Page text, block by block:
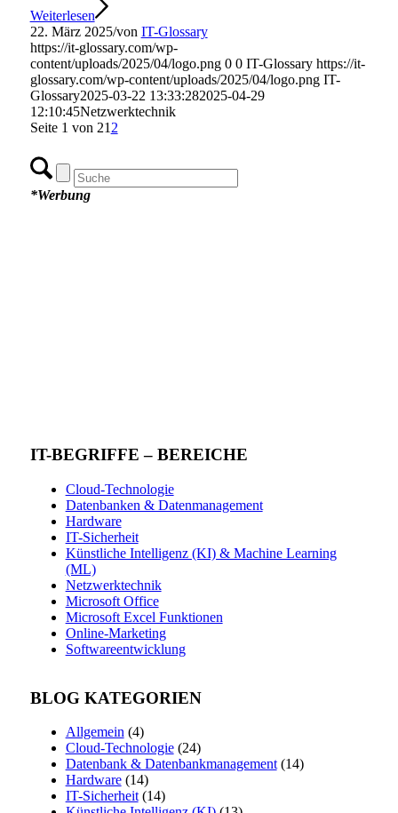
Weiterlesen
22. März 2025/von IT-Glossary
https://it-glossary.com/wp-
content/uploads/2025/04/logo.png 0 0 IT-Glossary https://it-
glossary.com/wp-content/uploads/2025/04/logo.png IT-
Glossary2025-03-22 13:33:282025-04-29
12:10:45Netzwerktechnik
Seite 1 von 21 2
*Werbung
IT-BEGRIFFE – BEREICHE
Cloud-Technologie
Datenbanken & Datenmanagement
Hardware
IT-Sicherheit
Künstliche Intelligenz (KI) & Machine Learning
(ML)
Netzwerktechnik
Microsoft Office
Microsoft Excel Funktionen
Online-Marketing
Softwareentwicklung
BLOG KATEGORIEN
Allgemein(4)
Cloud-Technologie(24)
Datenbank & Datenbankmanagement(14)
Hardware(14)
IT-Sicherheit(14)